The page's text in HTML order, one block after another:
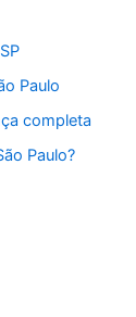
Paulo
completa
Paulo?